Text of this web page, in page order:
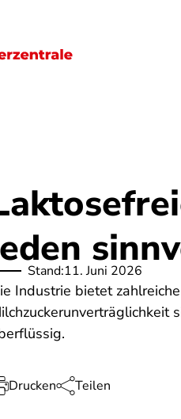
Lebensmittel
Stand:11. Juni 2026
Industrie bietet
Drucken Teilen